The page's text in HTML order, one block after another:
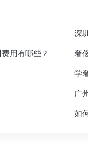
深
用有哪些？ 奢
学
广
如